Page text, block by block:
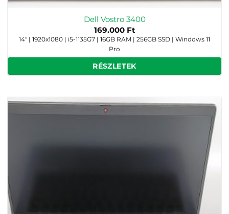
Dell Vostro 3400
169.000 Ft
14" | 1920x1080 | i5-1135G7 | 16GB RAM | 256GB SSD | Windows 11
Pro
RÉSZLETEK